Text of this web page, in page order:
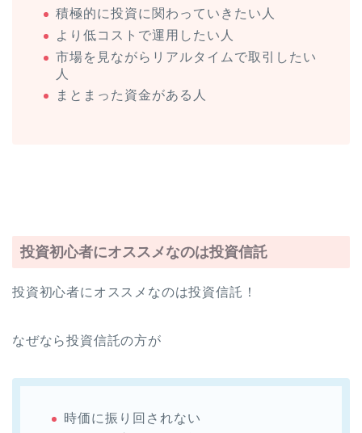
積極的に投資に関わっていきたい人
より低コストで運用したい人
市場を見ながらリアルタイムで取引したい
人
まとまった資金がある人
投資初心者にオススメなのは投資信託
投資初心者にオススメなのは投資信託！
なぜなら投資信託の方が
時価に振り回されない